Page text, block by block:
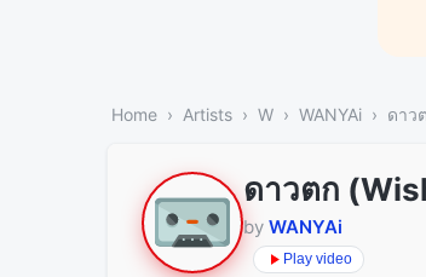
Home Artists W WANYAi ดาว
ดาวตก
by WANYAi
Play video